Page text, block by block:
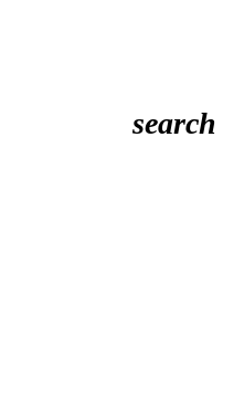
search